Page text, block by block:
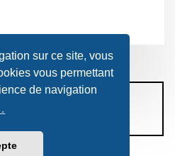
sur ce site, vous
vous permettant
de navigation
D’UTILISATION
DE VIE PRIVÉE